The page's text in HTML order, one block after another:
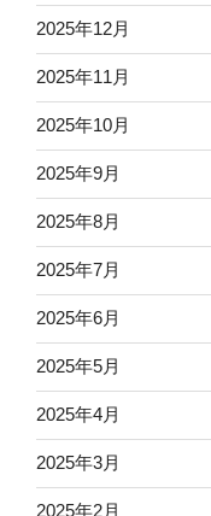
2025年12月
2025年11月
2025年10月
2025年9月
2025年8月
2025年7月
2025年6月
2025年5月
2025年4月
2025年3月
2025年2月